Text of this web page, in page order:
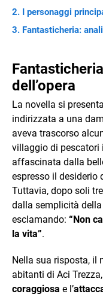
I personaggi
Fantasticheria:
dell’opera
La novella si
indirizzata a una
aveva trascorso
villaggio di pescatori
affascinata dalla
espresso il desiderio
Tuttavia, dopo soli
dalla semplicità
esclamando: “Non
la vita”.
Nella sua risposta, il
abitanti di Aci
coraggiosa e l’